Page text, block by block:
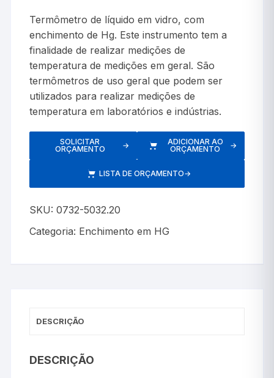
Termômetro de líquido em vidro, com
enchimento de Hg. Este instrumento tem a
finalidade de realizar medições de
temperatura de medições em geral. São
termômetros de uso geral que podem ser
utilizados para realizar medições de
temperatura em laboratórios e indústrias.
SOLICITAR
ORÇAMENTO
→
ADICIONAR AO
ORÇAMENTO
→
LISTA DE ORÇAMENTO→
SKU:0732-5032.20
Categoria: Enchimento em HG
DESCRIÇÃO
DESCRIÇÃO